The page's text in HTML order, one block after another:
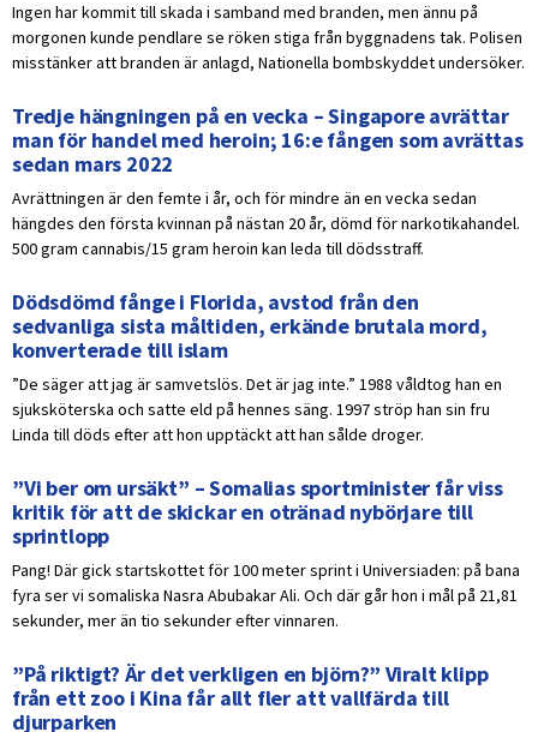
Ingen har kommit till skada i samband med branden, men ännu på
morgonen kunde pendlare se röken stiga från byggnadens tak. Polisen
misstänker att branden är anlagd, Nationella bombskyddet undersöker.
Tredje hängningen på en vecka – Singapore avrättar
man för handel med heroin; 16:e fången som avrättas
sedan mars 2022
Avrättningen är den femte i år, och för mindre än en vecka sedan
hängdes den första kvinnan på nästan 20 år, dömd för narkotikahandel.
500 gram cannabis/15 gram heroin kan leda till dödsstraff.
Dödsdömd fånge i Florida, avstod från den
sedvanliga sista måltiden, erkände brutala mord,
konverterade till islam
”De säger att jag är samvetslös. Det är jag inte.” 1988 våldtog han en
sjuksköterska och satte eld på hennes säng. 1997 ströp han sin fru
Linda till döds efter att hon upptäckt att han sålde droger.
”Vi ber om ursäkt” – Somalias sportminister får viss
kritik för att de skickar en otränad nybörjare till
sprintlopp
Pang! Där gick startskottet för 100 meter sprint i Universiaden: på bana
fyra ser vi somaliska Nasra Abubakar Ali. Och där går hon i mål på 21,81
sekunder, mer än tio sekunder efter vinnaren.
”På riktigt? Är det verkligen en björn?” Viralt klipp
från ett zoo i Kina får allt fler att vallfärda till
djurparken